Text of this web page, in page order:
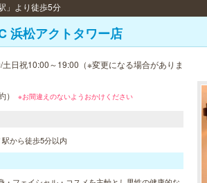
」より徒歩5分
浜松アクトタワー店
日祝10:00～19:00（※変更になる場合がありま
） ※お間違えのないようおかけください
から徒歩5分以内